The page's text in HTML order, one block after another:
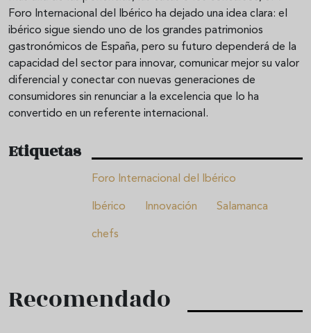
Foro Internacional del Ibérico ha dejado una idea clara: el
ibérico sigue siendo uno de los grandes patrimonios
gastronómicos de España, pero su futuro dependerá de la
capacidad del sector para innovar, comunicar mejor su valor
diferencial y conectar con nuevas generaciones de
consumidores sin renunciar a la excelencia que lo ha
convertido en un referente internacional.
Etiquetas
Foro Internacional del Ibérico
Ibérico Innovación Salamanca
chefs
Recomendado